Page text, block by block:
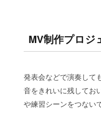
MV制作プロジ
発表会などで演奏して
音をきれいに残してお
や練習シーンをつない